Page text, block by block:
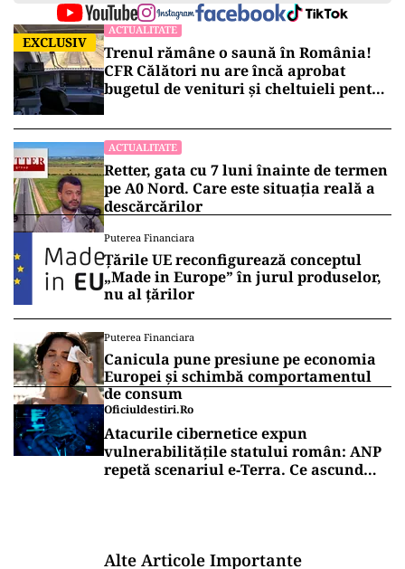
EXCLUSIV
ACTUALITATE
Trenul rămâne o saună în România!
CFR Călători nu are încă aprobat
bugetul de venituri și cheltuieli pentru
ACTUALITATE
Retter, gata cu 7 luni înainte de termen
pe A0 Nord. Care este situația reală a
descărcărilor
Puterea Financiara
Țările UE reconfigurează conceptul
„Made in Europe” în jurul produselor,
nu al țărilor
Puterea Financiara
Canicula pune presiune pe economia
Europei și schimbă comportamentul
de consum
Oficiuldestiri.ro
Atacurile cibernetice expun
vulnerabilitățile statului român: ANP
repetă scenariul e‑Terra. Ce ascund
Alte Articole Importante